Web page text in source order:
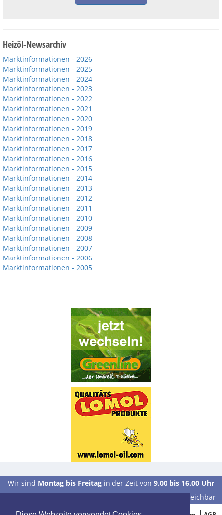
Heizöl-Newsarchiv
Marktinformationen - 2026
Marktinformationen - 2025
Marktinformationen - 2024
Marktinformationen - 2023
Marktinformationen - 2022
Marktinformationen - 2021
Marktinformationen - 2020
Marktinformationen - 2019
Marktinformationen - 2018
Marktinformationen - 2017
Marktinformationen - 2016
Marktinformationen - 2015
Marktinformationen - 2014
Marktinformationen - 2013
Marktinformationen - 2012
Marktinformationen - 2011
Marktinformationen - 2010
Marktinformationen - 2009
Marktinformationen - 2008
Marktinformationen - 2007
Marktinformationen - 2006
Marktinformationen - 2005
Wir sind Montag bis Freitag in der Zeit von 9.00 bis 16.00 Uhr
für Sie erreichbar